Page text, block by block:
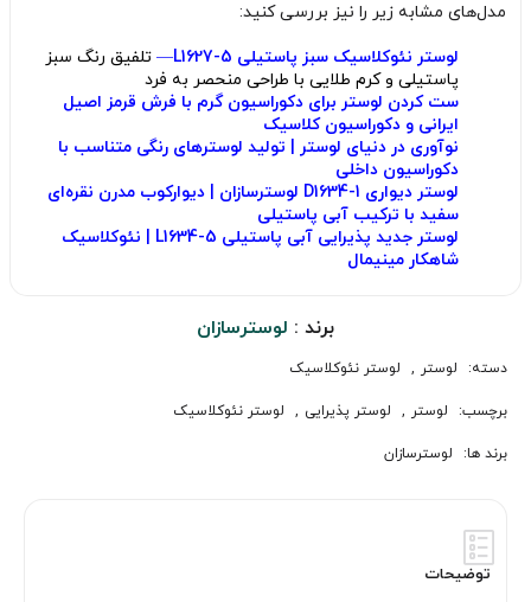
مدل‌های مشابه زیر را نیز بررسی کنید:
لوستر نئوکلاسیک سبز پاستیلی L1627-5
— تلفیق رنگ سبز
پاستیلی و کرم طلایی با طراحی منحصر به فرد
ست کردن لوستر برای دکوراسیون گرم با فرش قرمز اصیل
ایرانی و دکوراسیون کلاسیک
نوآوری در دنیای لوستر | تولید لوسترهای رنگی متناسب با
دکوراسیون داخلی
لوستر دیواری D1634-1 لوسترسازان | دیوارکوب مدرن نقره‌ای
سفید با ترکیب آبی پاستیلی
لوستر جدید پذیرایی آبی پاستیلی L1634-5 | نئوکلاسیک
شاهکار مینیمال
برند : لوسترسازان
دسته: لوستر , لوستر نئوکلاسیک
برچسب: لوستر , لوستر پذیرایی , لوستر نئوکلاسیک
برند ها: لوسترسازان
توضیحات